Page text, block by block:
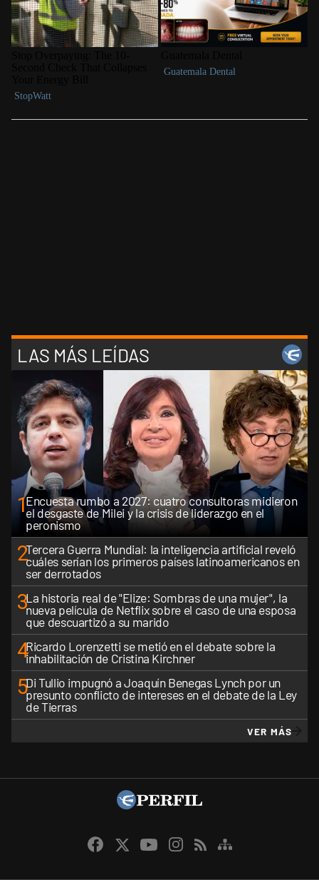
LAS MÁS LEÍDAS
1Encuesta rumbo a 2027: cuatro consultoras midieron
el desgaste de Milei y la crisis de liderazgo en el
peronismo
2Tercera Guerra Mundial: la inteligencia artificial reveló
cuáles serían los primeros países latinoamericanos en
ser derrotados
3La historia real de "Elize: Sombras de una mujer", la
nueva película de Netflix sobre el caso de una esposa
que descuartizó a su marido
4Ricardo Lorenzetti se metió en el debate sobre la
inhabilitación de Cristina Kirchner
5Di Tullio impugnó a Joaquín Benegas Lynch por un
presunto conflicto de intereses en el debate de la Ley
de Tierras
VER MÁS